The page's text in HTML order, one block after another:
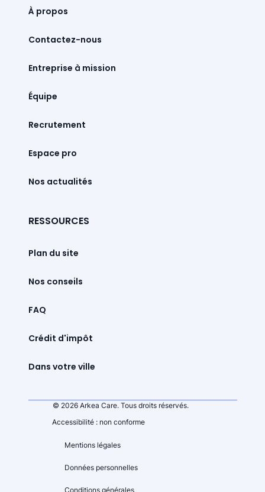
À propos
Contactez-nous
Entreprise à mission
Équipe
Recrutement
Espace pro
Nos actualités
RESSOURCES
Plan du site
Nos conseils
FAQ
Crédit d'impôt
Dans votre ville
© 2026 Arkea Care. Tous droits réservés.
Accessibilité : non conforme
Mentions légales
Données personnelles
Conditions générales